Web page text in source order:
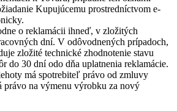
Kupujúcemu prostredníctvom e-
o reklamácii ihneď, v zložitých
dní. V odôvodnených prípadoch,
zložité technické zhodnotenie stavu
do 30 dní odo dňa uplatnenia reklamácie.
má spotrebiteľ právo od zmluvy
právo na výmenu výrobku za nový